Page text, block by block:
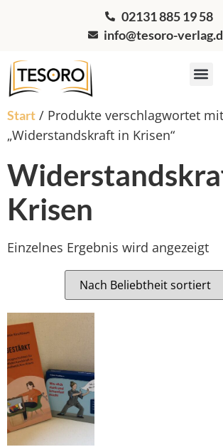
02131 885 19 58
info@tesoro-
Start / Produkte verschlagwortet mit
„Widerstandskraft in Krisen“
Krisen
Einzelnes Ergebnis wird angezeigt